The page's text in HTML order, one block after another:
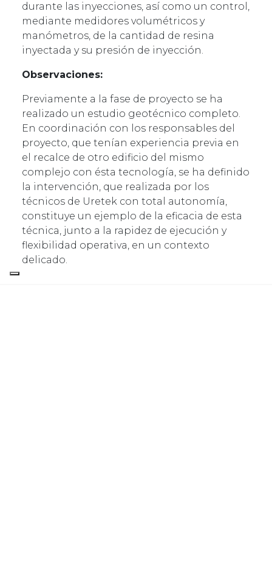
durante las inyecciones, así como un control,
mediante medidores volumétricos y
manómetros, de la cantidad de resina
inyectada y su presión de inyección.
Observaciones:
Previamente a la fase de proyecto se ha
realizado un estudio geotécnico completo.
En coordinación con los responsables del
proyecto, que tenían experiencia previa en
el recalce de otro edificio del mismo
complejo con ésta tecnología, se ha definido
la intervención, que realizada por los
técnicos de Uretek con total autonomía,
constituye un ejemplo de la eficacia de esta
técnica, junto a la rapidez de ejecución y
flexibilidad operativa, en un contexto
delicado.